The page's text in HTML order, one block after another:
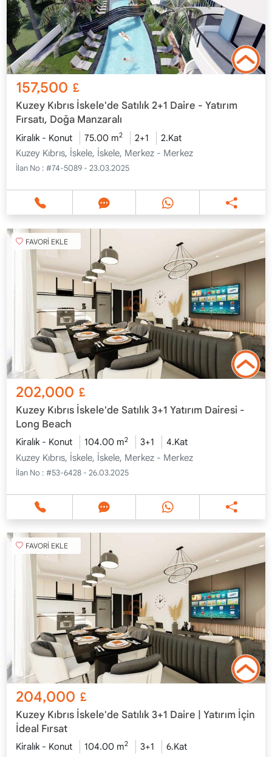
157,500 £
Kuzey Kıbrıs İskele'de Satılık 2+1 Daire - Yatırım
Fırsatı, Doğa Manzaralı
Kiralık - Konut 75.00 m2 2+1
2.Kat
Kuzey Kıbrıs, İskele, İskele, Merkez - Merkez
İlan No : #74-5089 - 23.03.2025
FAVORİ EKLE
202,000 £
Kuzey Kıbrıs İskele'de Satılık 3+1 Yatırım Dairesi -
Long Beach
Kiralık - Konut 104.00 m2 3+1
4.Kat
Kuzey Kıbrıs, İskele, İskele, Merkez - Merkez
İlan No : #53-6428 - 26.03.2025
FAVORİ EKLE
204,000 £
Kuzey Kıbrıs İskele'de Satılık 3+1 Daire | Yatırım İçin
İdeal Fırsat
Kiralık - Konut 104.00 m2 3+1
6.Kat